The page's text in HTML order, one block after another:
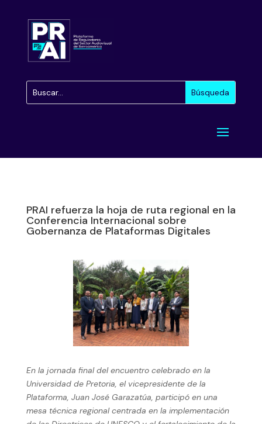
PRAI refuerza la hoja de ruta regional en la
Conferencia Internacional sobre
Gobernanza de Plataformas Digitales
En la jornada final del encuentro celebrado en la
Universidad de Pretoria, el vicepresidente de la
Plataforma, Juan José Garazatúa, participó en una
mesa técnica regional centrada en la implementación